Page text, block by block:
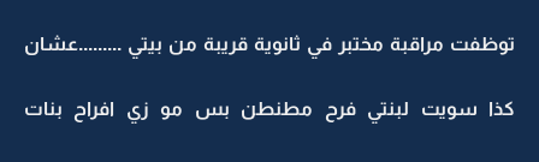
توظفت مراقبة مختبر في ثانوية قريبة من بيتي .........عشان
كذا سويت لبنتي فرح مطنطن بس مو زي افراح بنات